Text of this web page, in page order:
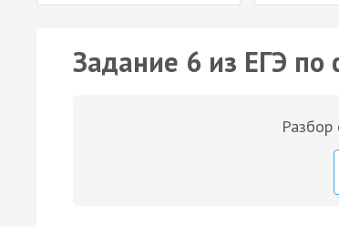
Задание 6 из ЕГЭ по
Разбор